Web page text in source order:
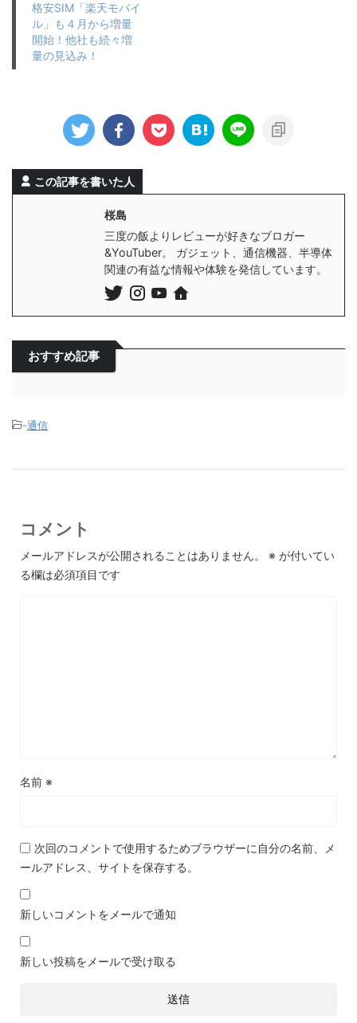
格安SIM「楽天モバイ
ル」も４月から増量
開始！他社も続々増
量の見込み！
この記事を書いた人
桜島
三度の飯よりレビューが好きなブロガー
&YouTuber。 ガジェット、通信機器、半導体
関連の有益な情報や体験を発信しています。
おすすめ記事
-通信
コメント
メールアドレスが公開されることはありません。 ※ が付いてい
る欄は必須項目です
名前 ※
次回のコメントで使用するためブラウザーに自分の名前、メ
ールアドレス、サイトを保存する。
新しいコメントをメールで通知
新しい投稿をメールで受け取る